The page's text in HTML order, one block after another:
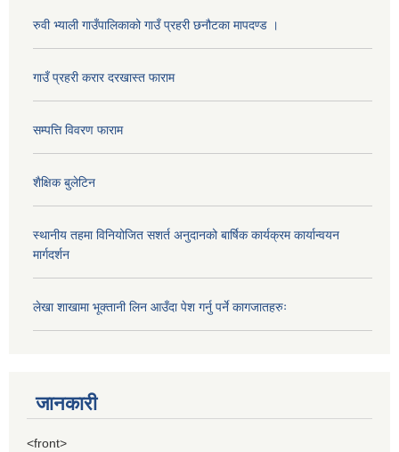
रुवी भ्याली गाउँपालिकाको गाउँ प्रहरी छनौटका मापदण्ड ।
गाउँ प्रहरी करार दरखास्त फाराम
सम्पत्ति विवरण फाराम
शैक्षिक बुलेटिन
स्थानीय तहमा विनियोजित सशर्त अनुदानको बार्षिक कार्यक्रम कार्यान्वयन
मार्गदर्शन
लेखा शाखामा भूक्तानी लिन आउँदा पेश गर्नु पर्ने कागजातहरुः
जानकारी
<front>